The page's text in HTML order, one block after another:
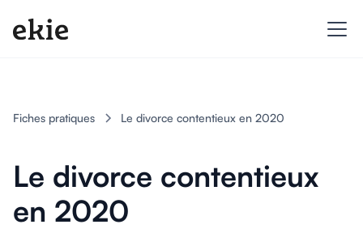
Fiches pratiques Le divorce contentieux en 2020
Le divorce contentieux
en 2020